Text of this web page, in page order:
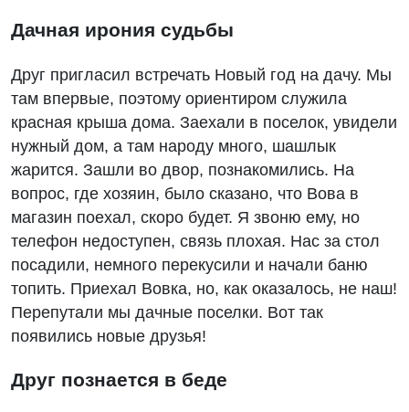
Дачная ирония судьбы
Друг пригласил встречать Новый год на дачу. Мы
там впервые, поэтому ориентиром служила
красная крыша дома. Заехали в поселок, увидели
нужный дом, а там народу много, шашлык
жарится. Зашли во двор, познакомились. На
вопрос, где хозяин, было сказано, что Вова в
магазин поехал, скоро будет. Я звоню ему, но
телефон недоступен, связь плохая. Нас за стол
посадили, немного перекусили и начали баню
топить. Приехал Вовка, но, как оказалось, не наш!
Перепутали мы дачные поселки. Вот так
появились новые друзья!
Друг познается в беде